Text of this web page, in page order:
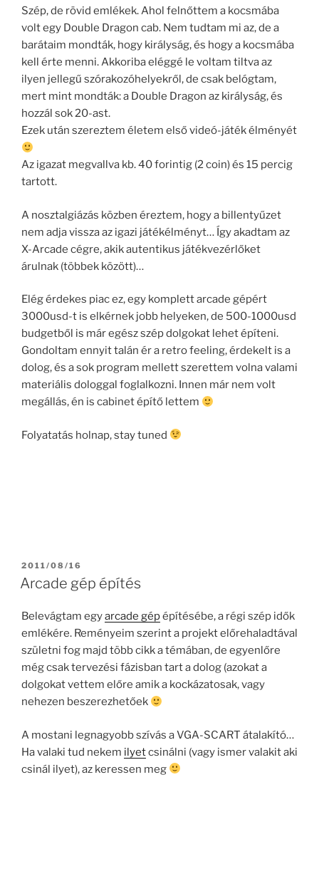
Szép, de rövid emlékek. Ahol felnőttem a kocsmába
volt egy Double Dragon cab. Nem tudtam mi az, de a
barátaim mondták, hogy királyság, és hogy a kocsmába
kell érte menni. Akkoriba eléggé le voltam tiltva az
ilyen jellegű szórakozóhelyekről, de csak belógtam,
mert mint mondták: a Double Dragon az királyság, és
hozzál sok 20-ast.
Ezek után szereztem életem első videó-játék élményét
Az igazat megvallva kb. 40 forintig (2 coin) és 15 percig
tartott.
A nosztalgiázás közben éreztem, hogy a billentyűzet
nem adja vissza az igazi játékélményt… Így akadtam az
X-Arcade cégre, akik autentikus játékvezérlőket
árulnak (többek között)…
Elég érdekes piac ez, egy komplett arcade gépért
3000usd-t is elkérnek jobb helyeken, de 500-1000usd
budgetből is már egész szép dolgokat lehet építeni.
Gondoltam ennyit talán ér a retro feeling, érdekelt is a
dolog, és a sok program mellett szerettem volna valami
materiális dologgal foglalkozni. Innen már nem volt
megállás, én is cabinet építő lettem
Folyatatás holnap, stay tuned
POSTED
ON
2011/08/16
Arcade gép építés
Belevágtam egyarcade gépépítésébe, a régi szép idők
emlékére. Reményeim szerint a projekt előrehaladtával
születni fog majd több cikk a témában, de egyenlőre
még csak tervezési fázisban tart a dolog (azokat a
dolgokat vettem előre amik a kockázatosak, vagy
nehezen beszerezhetőek
A mostani legnagyobb szívás a VGA-SCART átalakító…
Ha valaki tud nekem ilyetcsinálni (vagy ismer valakit aki
csinál ilyet), az keressen meg